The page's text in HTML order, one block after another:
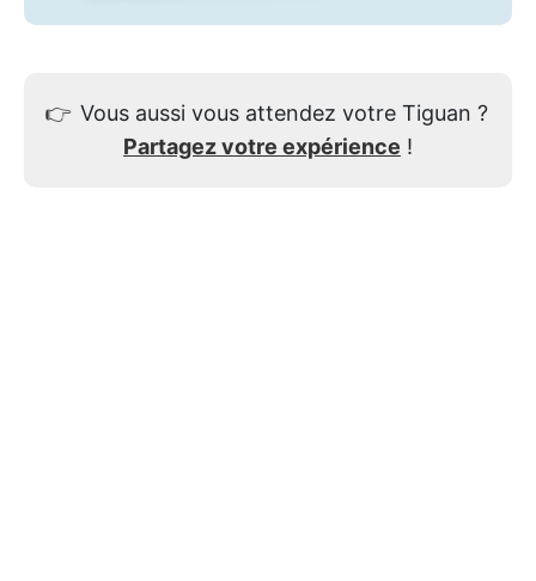
👉 Vous aussi vous attendez votre Tiguan ?
Partagez votre expérience !